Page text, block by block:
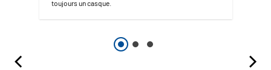
toujours un casque.